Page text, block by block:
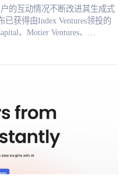
"幻觉 "和在图像中再现看起来
些磨合问题。但是，我们还需
楚哪些是人工智能制造的，
我们都必须直言不讳地说明哪
预期。 最后，我想简
技术是如何通过动画头像帮助员
资源系统进行其他互动。他们
VIP。VIP具有自动语音识别功
平台上构建，可与ChatGPT等
件和集成，VIP具有量身定制、
大量数据流程的自动化。"但在
然面临着最后一堵墙：自动处
量文本，但要以严格控制和
所有知识。它可以毫不费力地
中检索到这些信息。此外，
无需使用另一种新工具。最
密标准，如 GDPR 法规和全球
大量面向客户的收件箱，需要一
的互动情况不断改进其生成式
获得由Index Ventures领投的
、Motier Ventures、
并提供直观的体验来提升关键
迅速壮大巴黎和纽约的团队。
说："在 Adaptive ML，我们
应用程序的道路，直接推
无二的体验。 企业对使
，然而，目前在通用现成模型
体验。实现这一目标是一个复